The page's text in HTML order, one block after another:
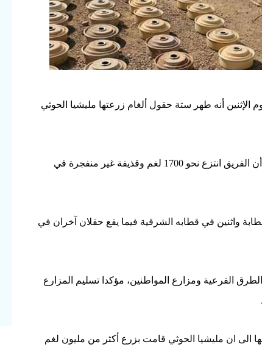
أنه طهر ستة حقول ألغام زرعتها مليشيا الحوثي
وذكر المهندس سعد أحمد قائد، قائد الفريق (8) في مسام، أن الفريق انتزع نحو 1700 لغم وقذيفة غير منفجرة في
واثنين في قطابه الشرقية فيما يقع حقلان آخران في
الفرعية ومزارع المواطنين، مؤكدا تسليم المزارع
ان مليشيا الحوثي قامت بزرع أكثر من مليون لغم